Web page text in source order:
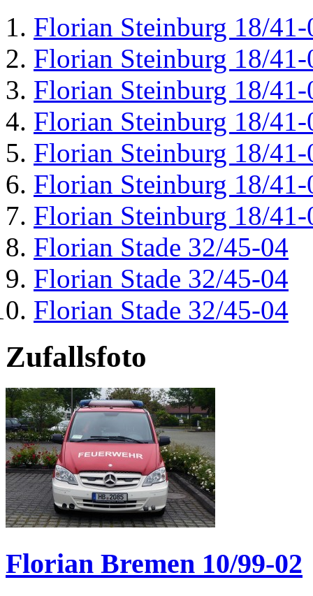
Florian Steinburg 18/41-
Florian Steinburg 18/41-
Florian Steinburg 18/41-
Florian Steinburg 18/41-
Florian Steinburg 18/41-
Florian Steinburg 18/41-
Florian Steinburg 18/41-
Florian Stade 32/45-04
Florian Stade 32/45-04
Florian Stade 32/45-04
Zufallsfoto
Florian Bremen 10/99-02